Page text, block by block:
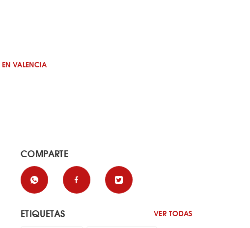
EN VALENCIA
COMPARTE
ETIQUETAS VER TODAS